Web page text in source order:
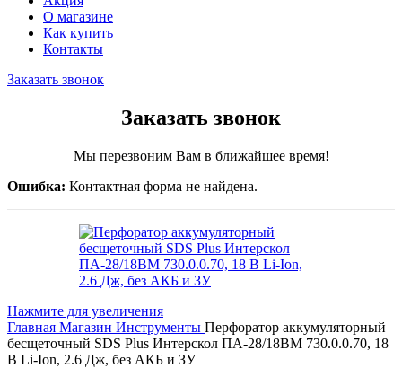
О магазине
Как купить
Контакты
Заказать звонок
Заказать звонок
Мы перезвоним Вам в ближайшее время!
Ошибка: Контактная форма не найдена.
Нажмите для увеличения
Главная Магазин Инструменты Перфоратор аккумуляторный
бесщеточный SDS Plus Интерскол ПА-28/18ВM 730.0.0.70, 18
В Li-Ion, 2.6 Дж, без АКБ и ЗУ